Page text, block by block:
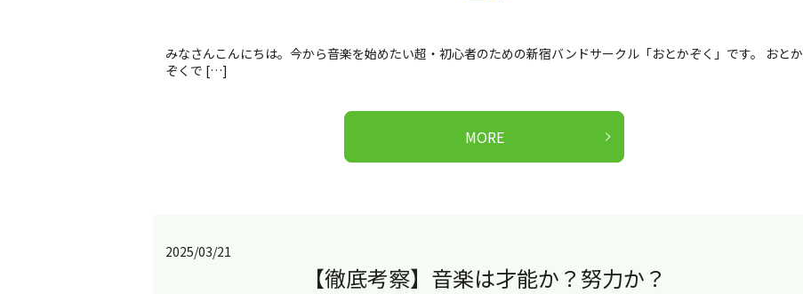
みなさんこんにちは。今から音楽を始めたい超・初心者のための新宿バンドサークル「おとかぞく」です。 おとか
ぞくで […]
MORE
2025/03/21
【徹底考察】音楽は才能か？努力か？